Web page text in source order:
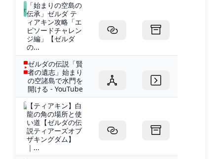
「始まりの空島の
伝承」ゼルダ テ
ィアキン攻略「エ
ピソードチャレン
ジ編」【ゼルダ
の...
ゼルダの伝説「賢
者の遺志」始まり
の空諸島で水門を
開ける - YouTube
【ティアキン】白
龍の角の場所と使
い道【ゼルダの伝
説ティアーズオブ
ザキングダム】
｜...